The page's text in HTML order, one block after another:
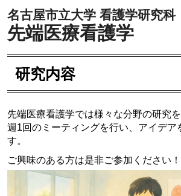
名古屋市立大学 看護学研究科
先端医療看護学
研究内容
先端医療看護学では様々な分野の研究を
週1回のミーティングを行い、アイデア
す。
ご興味のある方は是非ご参加ください！